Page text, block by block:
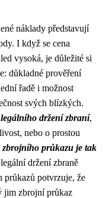
náklady představují
I když se cena
vysoká, je důležité si
důkladné prověření
řadě i možnost
svých blízkých.
držení zbraní,
nebo o prostou
zbrojního průkazu je tak
držení zbraně
průkazů potvrzuje, že
jim zbrojní průkaz